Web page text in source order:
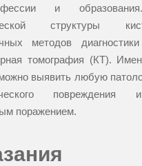
и
структуры
методов
томография (КТ).
выявить любую
повреждения
поражением.